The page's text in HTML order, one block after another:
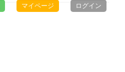
マイページ ログイン